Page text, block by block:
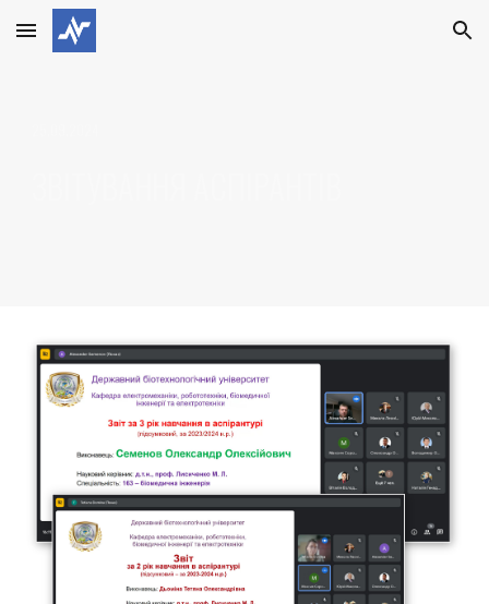
Skip to main content Skip to navigation